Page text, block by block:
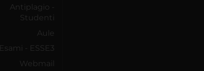
Antiplagio -
Studenti
Aule
Esami - ESSE3
Webmail